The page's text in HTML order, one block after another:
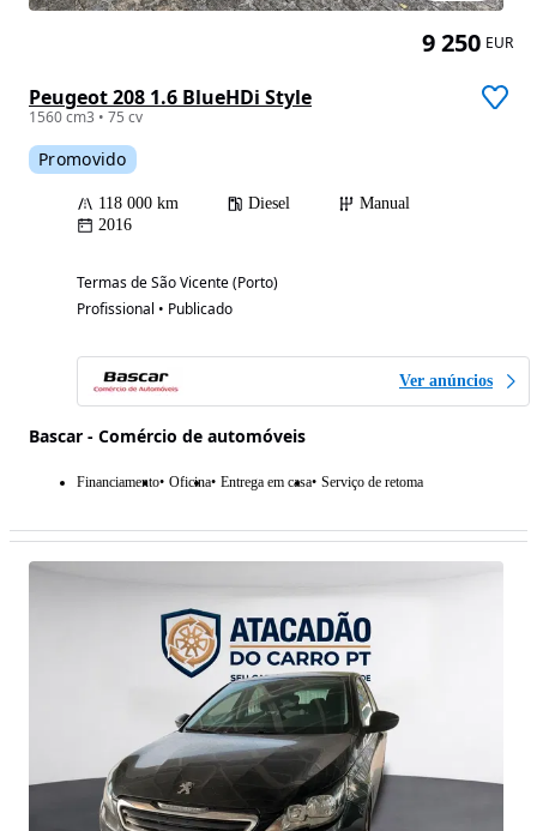
Peugeot 208 1.6 BlueHDi Style
1560 cm3 • 75 cv
Promovido
118 000 km Diesel
Manual
2016
Termas de São Vicente (Porto)
Profissional • Publicado
Ver anúncios
Bascar - Comércio de automóveis
Financiamento Oficina Entrega em casa Serviço de retoma
9 250 EUR